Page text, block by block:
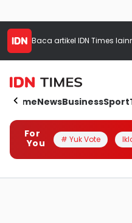
Baca artikel IDN Times
HomeNewsBusinessSport
For
You
# Yuk Vote